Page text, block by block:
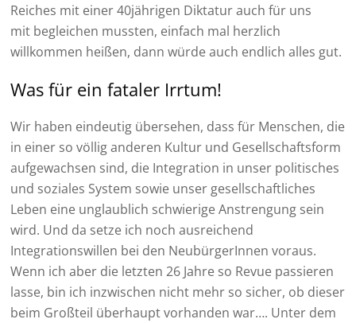
Reiches mit einer 40jährigen Diktatur auch für uns
mit begleichen mussten, einfach mal herzlich
willkommen heißen, dann würde auch endlich alles gut.
Was für ein fataler Irrtum!
Wir haben eindeutig übersehen, dass für Menschen, die
in einer so völlig anderen Kultur und Gesellschaftsform
aufgewachsen sind, die Integration in unser politisches
und soziales System sowie unser gesellschaftliches
Leben eine unglaublich schwierige Anstrengung sein
wird. Und da setze ich noch ausreichend
Integrationswillen bei den NeubürgerInnen voraus.
Wenn ich aber die letzten 26 Jahre so Revue passieren
lasse, bin ich inzwischen nicht mehr so sicher, ob dieser
beim Großteil überhaupt vorhanden war…. Unter dem